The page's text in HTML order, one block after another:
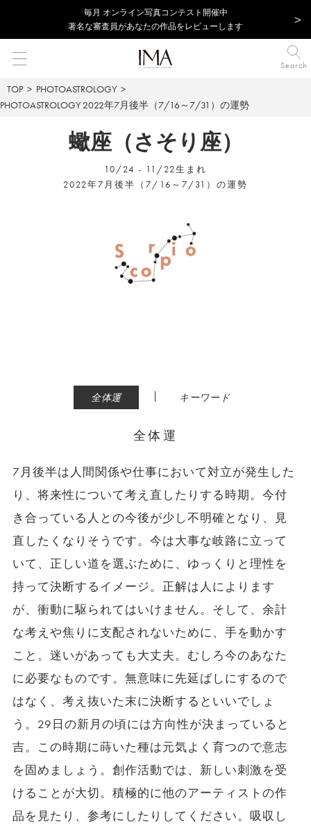
毎⽉ オンライン写真コンテスト開催中
著名な審査員があなたの作品をレビューします
Search
TOP
PHOTOASTROLOGY
PHOTOASTROLOGY 2022年7月後半（7/16～7/31）の運勢
蠍座（さそり座）
10/24 - 11/22生まれ
2022年7月後半（7/16～7/31）の運勢
全体運 | キーワード
全体運
7月後半は人間関係や仕事において対立が発生した
り、将来性について考え直したりする時期。今付
き合っている人との今後が少し不明確となり、見
直したくなりそうです。今は大事な岐路に立って
いて、正しい道を選ぶために、ゆっくりと理性を
持って決断するイメージ。正解は人によります
が、衝動に駆られてはいけません。そして、余計
な考えや焦りに支配されないために、手を動かす
こと。迷いがあっても大丈夫。むしろ今のあなた
に必要なものです。無意味に先延ばしにするので
はなく、考え抜いた末に決断するといいでしょ
う。29日の新月の頃には方向性が決まっていると
吉。この時期に蒔いた種は元気よく育つので意志
を固めましょう。創作活動では、新しい刺激を受
けることが大切。積極的に他のアーティストの作
品を見たり、参考にしたりしてください。吸収し